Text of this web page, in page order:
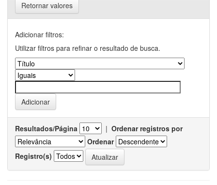
Retornar valores
Adicionar filtros:
Utilizar filtros para refinar o resultado de busca.
Resultados/Página | Ordenar registros por
Ordenar
Registro(s)